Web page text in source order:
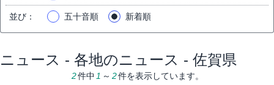
並び ： 五十音順 新着順
ニュース - 各地のニュース - 佐賀県
2件中 1 ～ 2件を表示しています。